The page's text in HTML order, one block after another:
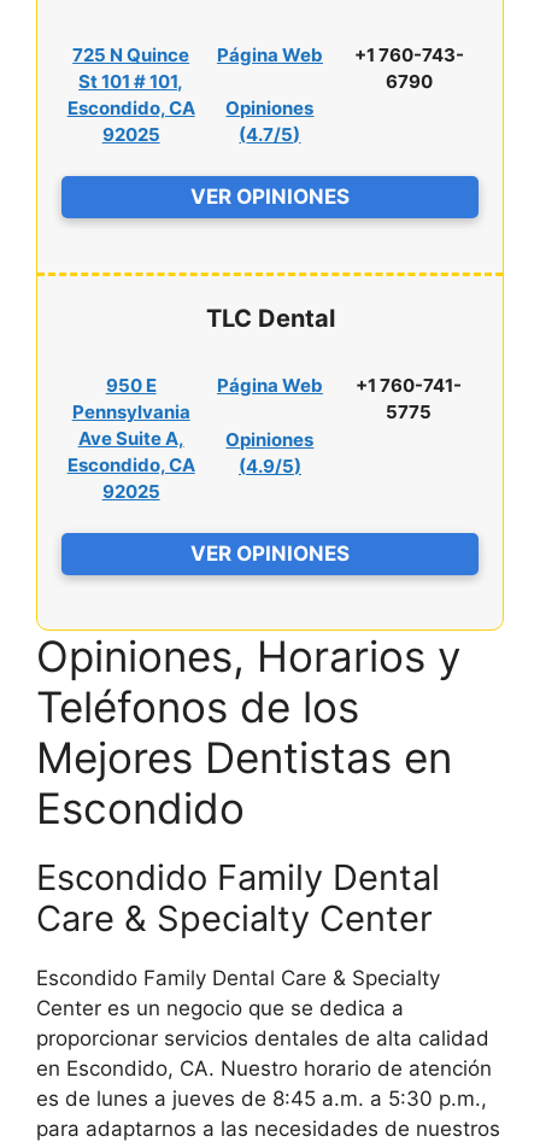
725 N Quince
St 101 # 101,
Escondido, CA
92025
Página Web
Opiniones
(4.7/5)
+1 760-743-
6790
VER OPINIONES
TLC Dental
950 E
Pennsylvania
Ave Suite A,
Escondido, CA
92025
Página Web
Opiniones
(4.9/5)
+1 760-741-
5775
VER OPINIONES
Opiniones, Horarios y
Teléfonos de los
Mejores Dentistas en
Escondido
Escondido Family Dental
Care & Specialty Center
Escondido Family Dental Care & Specialty
Center es un negocio que se dedica a
proporcionar servicios dentales de alta calidad
en Escondido, CA. Nuestro horario de atención
es de lunes a jueves de 8:45 a.m. a 5:30 p.m.,
para adaptarnos a las necesidades de nuestros